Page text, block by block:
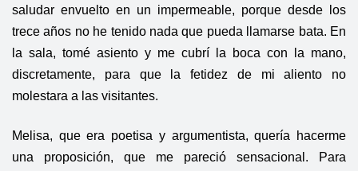
saludar envuelto en un impermeable, porque desde los
trece años no he tenido nada que pueda llamarse bata. En
la sala, tomé asiento y me cubrí la boca con la mano,
discretamente, para que la fetidez de mi aliento no
molestara a las visitantes.
Melisa, que era poetisa y argumentista, quería hacerme
una proposición, que me pareció sensacional. Para